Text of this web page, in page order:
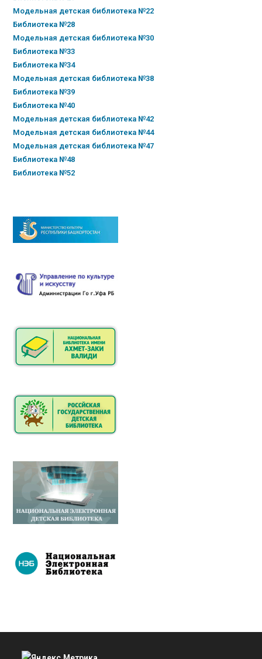
Модельная детская библиотека №22
Библиотека №28
Модельная детская библиотека №30
Библиотека №33
Библиотека №34
Модельная детская библиотека №38
Библиотека №39
Библиотека №40
Модельная детская библиотека №42
Модельная детская библиотека №44
Модельная детская библиотека №47
Библиотека №48
Библиотека №52